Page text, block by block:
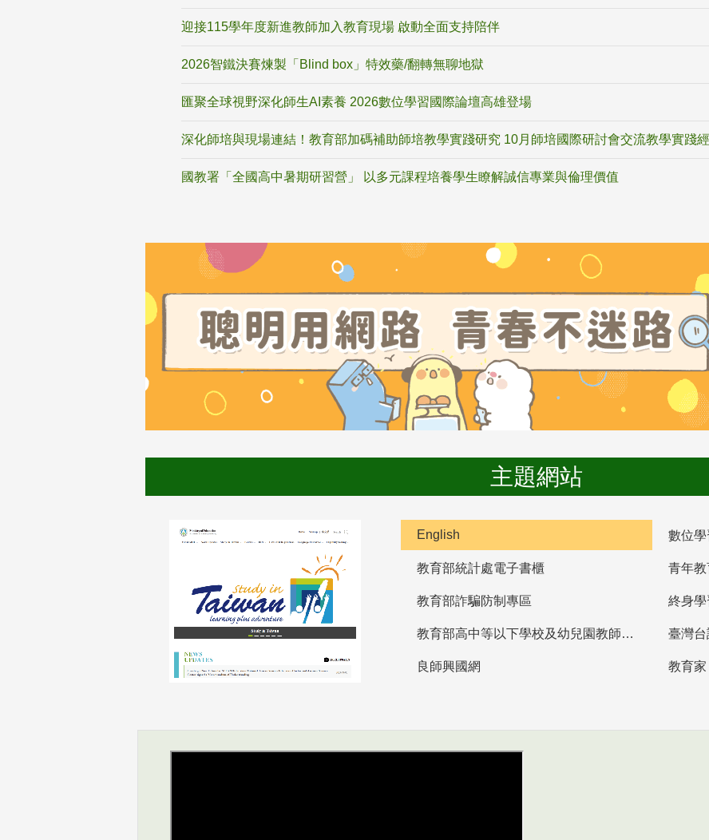
迎接115學年度新進教師加入教育現場 啟動全面支持陪伴
2026智鐵決賽煉製「Blind box」特效藥/翻轉無聊地獄
匯聚全球視野深化師生AI素養 2026數位學習國際論壇高雄登場
深化師培與現場連結！教育部加碼補助師培教學實踐研究 10月師培國際研討會交流教學實踐
國教署「全國高中暑期研習營」 以多元課程培養學生瞭解誠信專業與倫理價值
主題網站
English 數位學
教育部統計處電子書櫃 青年
教育部詐騙防制專區 終身
教育部高中等以下學校及幼兒園教師資格檢定考試 臺灣
良師興國網
教育家